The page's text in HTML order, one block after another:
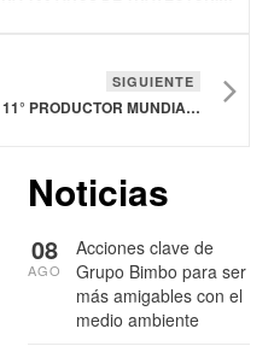
SIGUIENTE
MÉXICO SE POSICIONA COMO EL 11° PRODUCTOR MUNDIAL DE CARNE DE CERDO
Noticias
Acciones clave de
Grupo Bimbo para ser
más amigables con el
medio ambiente
08
AGO